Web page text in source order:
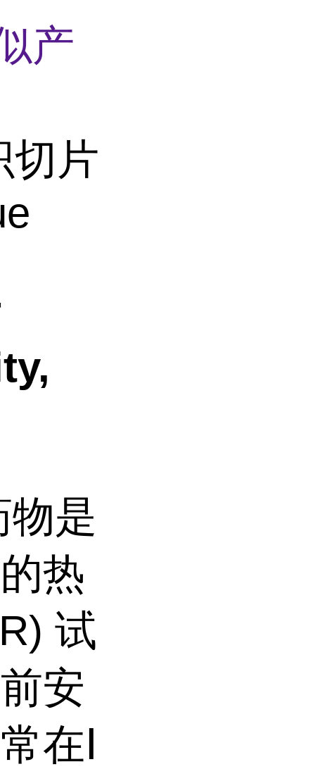
产
切片
是
热
试
安
在Ⅰ